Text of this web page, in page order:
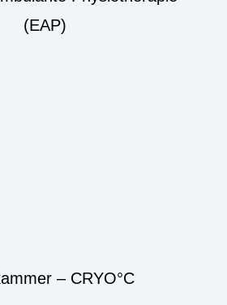
(EAP)
– CRYO°C